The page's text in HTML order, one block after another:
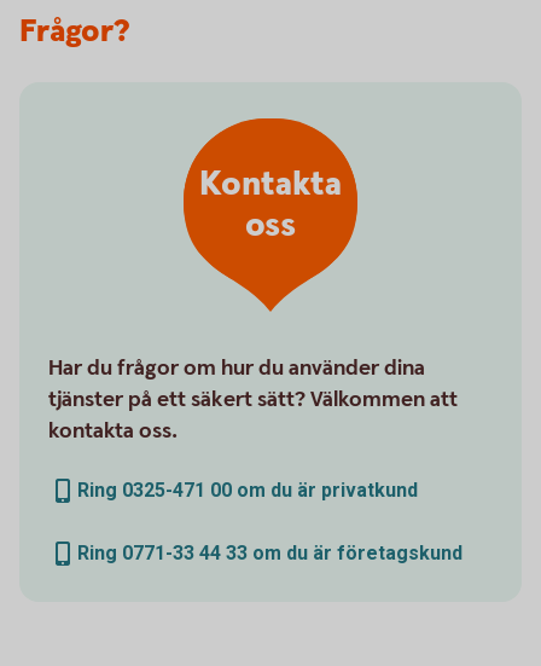
Frågor?
Har du frågor om hur du använder dina
tjänster på ett säkert sätt? Välkommen att
kontakta oss.
Ring 0325-471 00 om du är privatkund
Ring 0771-33 44 33 om du är företagskund
Kontakta
oss